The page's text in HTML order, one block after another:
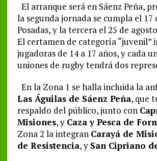
El arranque será en Sáenz Peña,
la segunda jornada se cumpla el 17
Posadas, y la tercera el 25 de
El certamen de categoría “juvenil”
jugadoras de 14 a 17 años, y cada
uniones de rugby tendrá dos
En la Zona 1 se halla incluida la
Las Águilas de Sáenz Peña, que
respaldo del público, junto con
Misiones, y Caza y Pesca de
Zona 2 la integran Carayá de
de Resistencia, y San Cipriano